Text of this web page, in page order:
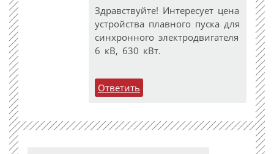
Здравствуйте! Интересует цена
устройства плавного пуска для
синхронного электродвигателя
6 кВ, 630 кВт.
Ответить